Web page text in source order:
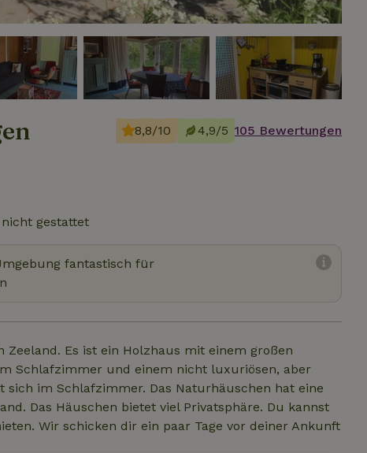
gestattet
8,8/10 4,9/5 105 Bewertungen
fantastisch für
Es ist ein Holzhaus mit einem großen
Schlafzimmer und einem nicht luxuriösen, aber
im Schlafzimmer. Das Naturhäuschen hat eine
Das Häuschen bietet viel Privatsphäre. Du kannst
Wir schicken dir ein paar Tage vor deiner Ankunft